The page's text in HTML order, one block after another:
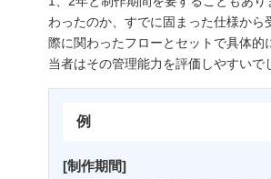
わったのか、すでに固まった仕様から
際に関わったフローとセットで具体的
当者はその管理能力を評価しやすいで
例
[制作期間]